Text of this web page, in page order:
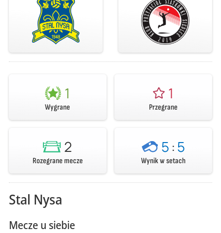
1
Wygrane
1
Przegrane
2
Rozegrane mecze
5 :5
Wynik w setach
Stal Nysa
Mecze u siebie